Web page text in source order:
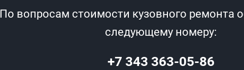
По вопросам стоимости кузовного ремонта
следующему номеру:
+7 343 363-05-86